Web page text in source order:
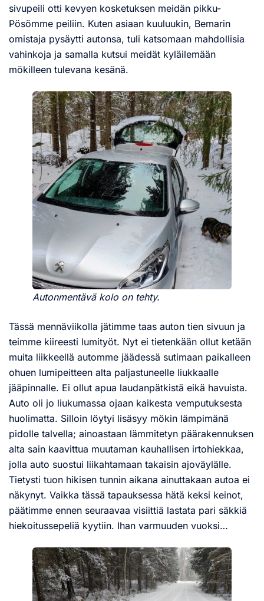
sivupeili otti kevyen kosketuksen meidän pikku-
Pösömme peiliin. Kuten asiaan kuuluukin, Bemarin
omistaja pysäytti autonsa, tuli katsomaan mahdollisia
vahinkoja ja samalla kutsui meidät kyläilemään
mökilleen tulevana kesänä.
Autonmentävä kolo on tehty.
Tässä mennäviikolla jätimme taas auton tien sivuun ja
teimme kiireesti lumityöt. Nyt ei tietenkään ollut ketään
muita liikkeellä automme jäädessä sutimaan paikalleen
ohuen lumipeitteen alta paljastuneelle liukkaalle
jääpinnalle. Ei ollut apua laudanpätkistä eikä havuista.
Auto oli jo liukumassa ojaan kaikesta vemputuksesta
huolimatta. Silloin löytyi lisäsyy mökin lämpimänä
pidolle talvella; ainoastaan lämmitetyn päärakennuksen
alta sain kaavittua muutaman kauhallisen irtohiekkaa,
jolla auto suostui liikahtamaan takaisin ajoväylälle.
Tietysti tuon hikisen tunnin aikana ainuttakaan autoa ei
näkynyt. Vaikka tässä tapauksessa hätä keksi keinot,
päätimme ennen seuraavaa visiittiä lastata pari säkkiä
hiekoitussepeliä kyytiin. Ihan varmuuden vuoksi…